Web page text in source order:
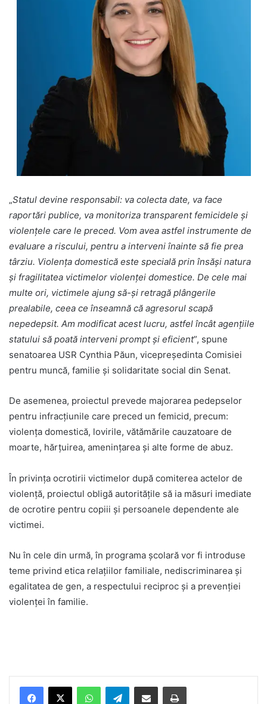
„Statul devine responsabil: va colecta date, va face
raportări publice, va monitoriza transparent femicidele şi
violențele care le preced. Vom avea astfel instrumente de
evaluare a riscului, pentru a interveni înainte să fie prea
târziu. Violența domestică este specială prin însăși natura
și fragilitatea victimelor violenței domestice. De cele mai
multe ori, victimele ajung să-și retragă plângerile
prealabile, ceea ce înseamnă că agresorul scapă
nepedepsit. Am modificat acest lucru, astfel încât agențiile
statului să poată interveni prompt și eficient”, spune
senatoarea USR Cynthia Păun, vicepreședinta Comisiei
pentru muncă, familie și solidaritate social din Senat.
De asemenea, proiectul prevede majorarea pedepselor
pentru infracțiunile care preced un femicid, precum:
violența domestică, lovirile, vătămările cauzatoare de
moarte, hărțuirea, amenințarea și alte forme de abuz.
În privința ocrotirii victimelor după comiterea actelor de
violență, proiectul obligă autoritățile să ia măsuri imediate
de ocrotire pentru copiii și persoanele dependente ale
victimei.
Nu în cele din urmă, în programa școlară vor fi introduse
teme privind etica relațiilor familiale, nediscriminarea și
egalitatea de gen, a respectului reciproc și a prevenției
violenței în familie.
Telegram